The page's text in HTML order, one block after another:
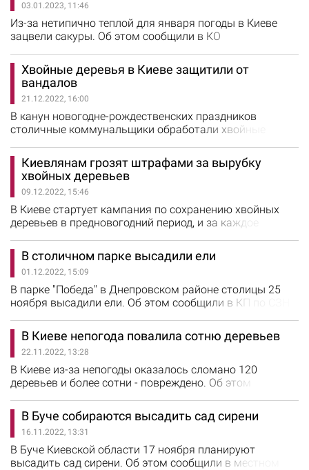
03.01.2023, 11:46
Из-за нетипично теплой для января погоды в Киеве
зацвели сакуры. Об этом сообщили в КО
"Наталка" на Оболони. Коммунальщики отметили, что
причиной неожиданного цветения деревьев стала
аномально теплая зима.
Хвойные деревья в Киеве защитили от
вандалов
21.12.2022, 16:00
В канун новогодне-рождественских праздников
столичные коммунальщики обработали хвойные
призванным защитить деревья от незаконной
вырубки. Об этом сообщили в КП по СЗН Днепровского
района. Для защиты от вандалов хвойные деревья
обрабатывают особым веществом. Когда такое дерево
заносят в помещение, вещество начинает резко и
неприятно…
Киевлянам грозят штрафами за вырубку
хвойных деревьев
09.12.2022, 15:46
В Киеве стартует кампания по сохранению хвойных
деревьев в предновогодний период, и за каждое
этом сообщили в Киевской городской
госадминистрации. В канун новогодне-рождественских
праздников лесоводы патрулируют территории, где
растут молодые деревья, а также местность у трасс и
железнодорожных путей. Именно в таких местах…
В столичном парке высадили ели
01.12.2022, 15:09
В парке "Победа" в Днепровском районе столицы 25
ноября высадили ели. Об этом сообщили в КП по СЗН
высажено 15 молодых елей.
В Киеве непогода повалила сотню деревьев
22.11.2022, 13:28
В Киеве из-за непогоды оказалось сломано 120
деревьев и более сотни - повреждено. Об этом
КГГА отметили, что почти полсотни поваленных
деревьев и веток уже убрали спасатели, и городские
службы продолжают работу. Всего в течение 21-22
ноября коммунальная-аварийно спасательная служба
"Киевская служба спасения"…
В Буче собираются высадить сад сирени
16.11.2022, 13:31
В Буче Киевской области 17 ноября планируют
высадить сад сирени. Об этом сообщили в местном